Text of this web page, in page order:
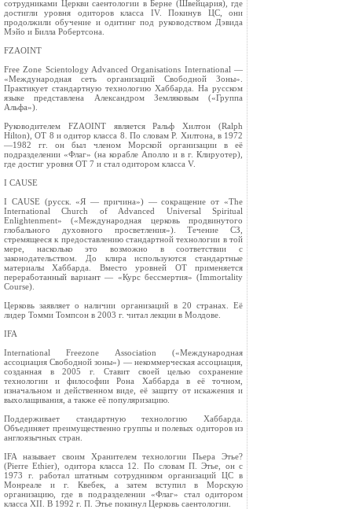
сотрудниками Церкви саентологии в Берне (Швейцария), где
достигли уровня одиторов класса IV. Покинув ЦС, они
продолжили обучение и одитинг под руководством Дэвида
Мэйо и Билла Робертсона.
FZAOINT
Free Zone Scientology Advanced Organisations International —
«Международная сеть организаций Свободной Зоны».
Практикует стандартную технологию Хаббарда. На русском
языке представлена Александром Земляковым («Группа
Альфа»).
Руководителем FZAOINT является Ральф Хилтон (Ralph
Hilton), OT 8 и одитор класса 8. По словам Р. Хилтона, в 1972
—1982 гг. он был членом Морской организации в её
подразделении «Флаг» (на корабле Аполло и в г. Клируотер),
где достиг уровня OT 7 и стал одитором класса V.
I CAUSE
I CAUSE (русск. «Я — причина») — сокращение от «The
International Church of Advanced Universal Spiritual
Enlightenment» («Международная церковь продвинутого
глобального духовного просветления»). Течение СЗ,
стремящееся к предоставлению стандартной технологии в той
мере, насколько это возможно в соответствии с
законодательством. До клира используются стандартные
материалы Хаббарда. Вместо уровней OT применяется
переработанный вариант — «Курс бессмертия» (Immortality
Course).
Церковь заявляет о наличии организаций в 20 странах. Её
лидер Томми Томпсон в 2003 г. читал лекции в Молдове.
IFA
International Freezone Association («Международная
ассоциация Свободной зоны») — некоммерческая ассоциация,
созданная в 2005 г. Ставит своей целью сохранение
технологии и философии Рона Хаббарда в её точном,
изначальном и действенном виде, её защиту от искажения и
выхолащивания, а также её популяризацию.
Поддерживает стандартную технологию Хаббарда.
Объединяет преимущественно группы и полевых одиторов из
англоязычных стран.
IFA называет своим Хранителем технологии Пьера Этье?
(Pierre Ethier), одитора класса 12. По словам П. Этье, он с
1973 г. работал штатным сотрудником организаций ЦС в
Монреале и г. Квебек, а затем вступил в Морскую
организацию, где в подразделении «Флаг» стал одитором
класса XII. В 1992 г. П. Этье покинул Церковь саентологии.